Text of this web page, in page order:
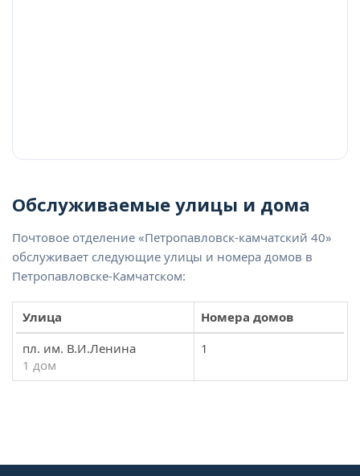
Обслуживаемые улицы и дома
Почтовое отделение «Петропавловск-камчатский 40»
обслуживает следующие улицы и номера домов в
Петропавловске-Камчатском:
Улица
Номера домов
пл. им. В.И.Ленина
1 дом
1